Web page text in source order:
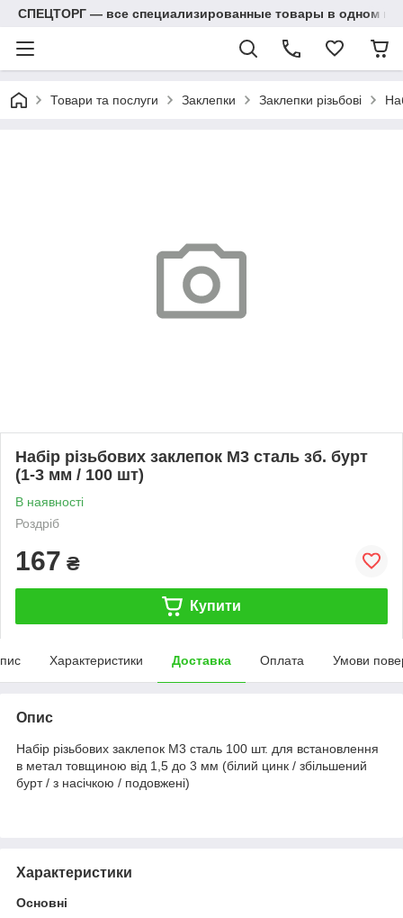
СПЕЦТОРГ — все специализированные товары в одном
Товари та послуги Заклепки Заклепки різьбові
Набір різьбових заклепок M3 сталь зб. бурт
(1-3 мм / 100 шт)
В наявності
Роздріб
167 ₴
Купити
Характеристики Доставка Оплата Умови
Опис
Набір різьбових заклепок M3 сталь 100 шт. для встановлення
в метал товщиною від 1,5 до 3 мм (білий цинк / збільшений
бурт / з насічкою / подовжені)
Характеристики
Основні